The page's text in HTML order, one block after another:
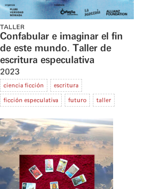
TALLER
Confabular e imaginar el fin
de este mundo. Taller de
escritura especulativa
2023
ciencia ficción escritura
ficción especulativa futuro taller